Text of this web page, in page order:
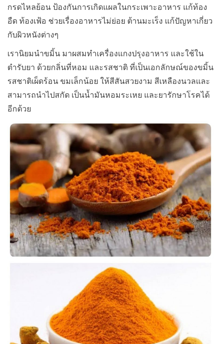
กรดไหลย้อน ป้องกันการเกิดแผลในกระเพาะอาหาร แก้ท้อง
อืด ท้องเฟ้อ ช่วยเรื่องอาหารไม่ย่อย ต้านมะเร็ง แก้ปัญหาเกี่ยว
กับผิวหนังต่างๆ
เรานิยมนำขมิ้น มาผสมทำเครื่องแกงปรุงอาหาร และใช้ใน
ตำรับยา ด้วยกลิ่นที่หอม และรสชาติ ที่เป็นเอกลักษณ์ของขมิ้น
รสชาติเผ็ดร้อน ขมเล็กน้อย ให้สีสันสวยงาม สีเหลืองนวลและ
สามารถนำไปสกัด เป็นน้ำมันหอมระเหย และยารักษาโรคได้
อีกด้วย